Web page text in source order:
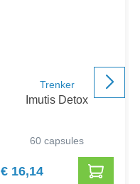
Trenker
Imutis Detox
60 capsules
€ 16,14